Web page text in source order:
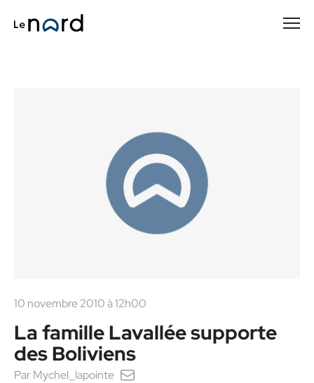
10 novembre 2010 à 12h00
La famille Lavallée supporte
des Boliviens
Par Mychel_lapointe